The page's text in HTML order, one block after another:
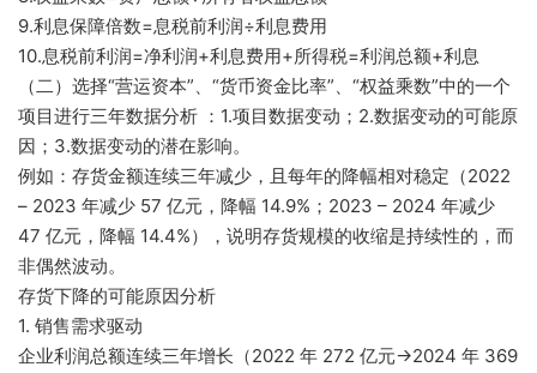
9.利息保障倍数=息税前利润÷利息费用
10.息税前利润=净利润+利息费用+所得税=利润总额+利息
（二）选择“营运资本”、“货币资金比率”、“权益乘数”中的一个
项目进行三年数据分析 ：1.项目数据变动；2.数据变动的可能原
因；3.数据变动的潜在影响。
例如：存货金额连续三年减少，且每年的降幅相对稳定（2022
– 2023 年减少 57 亿元，降幅 14.9%；2023 – 2024 年减少
47 亿元，降幅 14.4%），说明存货规模的收缩是持续性的，而
非偶然波动。
存货下降的可能原因分析
1. 销售需求驱动
企业利润总额连续三年增长（2022 年 272 亿元→2024 年 369